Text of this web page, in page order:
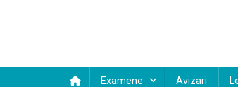
Examene Avizari